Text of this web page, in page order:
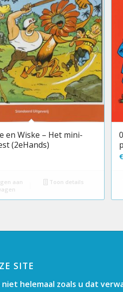
en Wiske – Het mini-
(2eHands)
aan
Toon details
€
SITE
helemaal zoals u dat